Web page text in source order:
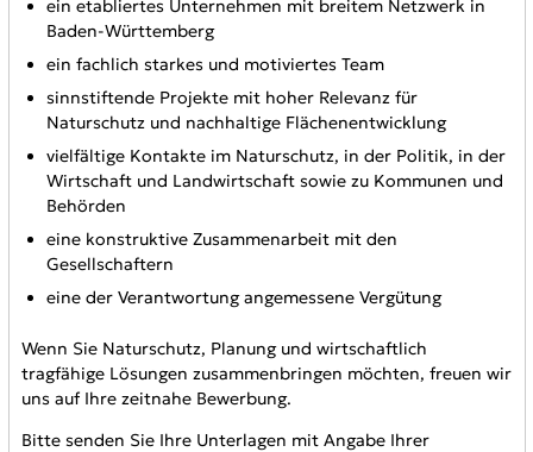
ein etabliertes Unternehmen mit breitem Netzwerk in
Baden-Württemberg
ein fachlich starkes und motiviertes Team
sinnstiftende Projekte mit hoher Relevanz für
Naturschutz und nachhaltige Flächenentwicklung
vielfältige Kontakte im Naturschutz, in der Politik, in der
Wirtschaft und Landwirtschaft sowie zu Kommunen und
Behörden
eine konstruktive Zusammenarbeit mit den
Gesellschaftern
eine der Verantwortung angemessene Vergütung
Wenn Sie Naturschutz, Planung und wirtschaftlich
tragfähige Lösungen zusammenbringen möchten, freuen wir
uns auf Ihre zeitnahe Bewerbung.
Bitte senden Sie Ihre Unterlagen mit Angabe Ihrer